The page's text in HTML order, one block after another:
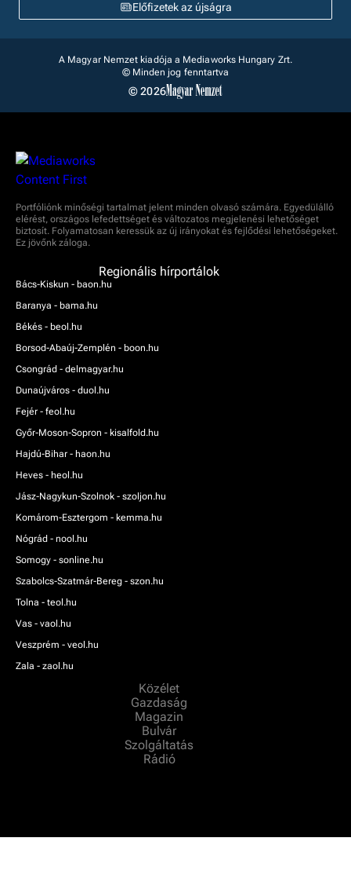
Előfizetek az újságra
A Magyar Nemzet kiadója a Mediaworks Hungary Zrt.
© Minden jog fenntartva
© 2026
Portfóliónk minőségi tartalmat jelent minden olvasó számára. Egyedülálló
elérést, országos lefedettséget és változatos megjelenési lehetőséget
biztosít. Folyamatosan keressük az új irányokat és fejlődési lehetőségeket.
Ez jövőnk záloga.
Regionális hírportálok
Bács-Kiskun - baon.hu
Baranya - bama.hu
Békés - beol.hu
Borsod-Abaúj-Zemplén - boon.hu
Csongrád - delmagyar.hu
Dunaújváros - duol.hu
Fejér - feol.hu
Győr-Moson-Sopron - kisalfold.hu
Hajdú-Bihar - haon.hu
Heves - heol.hu
Jász-Nagykun-Szolnok - szoljon.hu
Komárom-Esztergom - kemma.hu
Nógrád - nool.hu
Somogy - sonline.hu
Szabolcs-Szatmár-Bereg - szon.hu
Tolna - teol.hu
Vas - vaol.hu
Veszprém - veol.hu
Zala - zaol.hu
Közélet
Gazdaság
Magazin
Bulvár
Szolgáltatás
Rádió